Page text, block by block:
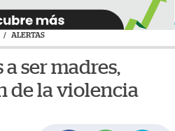
/ ALERTAS
ser madres,
de la violencia